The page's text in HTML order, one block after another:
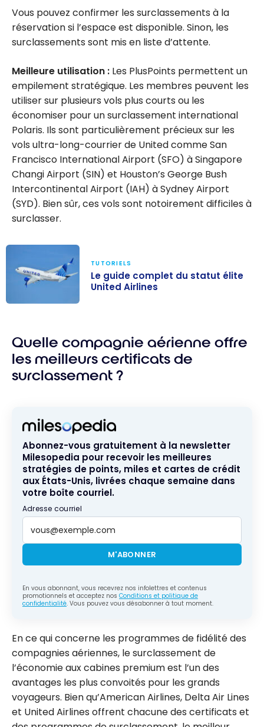
Vous pouvez confirmer les surclassements à la
réservation si l’espace est disponible. Sinon, les
surclassements sont mis en liste d’attente.
Meilleure utilisation : Les PlusPoints permettent un
empilement stratégique. Les membres peuvent les
utiliser sur plusieurs vols plus courts ou les
économiser pour un surclassement international
Polaris. Ils sont particulièrement précieux sur les
vols ultra-long-courrier de United comme San
Francisco International Airport (SFO) à Singapore
Changi Airport (SIN) et Houston’s George Bush
Intercontinental Airport (IAH) à Sydney Airport
(SYD). Bien sûr, ces vols sont notoirement difficiles à
surclasser.
statut élite
United Airlines
TUTORIELS
Le guide complet du statut élite
United Airlines
Quelle compagnie aérienne offre
les meilleurs certificats de
surclassement ?
Abonnez-vous gratuitement à la newsletter
Milesopedia pour recevoir les meilleures
stratégies de points, miles et cartes de crédit
aux États-Unis, livrées chaque semaine dans
votre boîte courriel.
Adresse courriel
M'ABONNER
En vous abonnant, vous recevrez nos infolettres et contenus
promotionnels et acceptez nos Conditions et politique de
confidentialité. Vous pouvez vous désabonner à tout moment.
En ce qui concerne les programmes de fidélité des
compagnies aériennes, le surclassement de
l’économie aux cabines premium est l’un des
avantages les plus convoités pour les grands
voyageurs. Bien qu’American Airlines, Delta Air Lines
et United Airlines offrent chacune des certificats et